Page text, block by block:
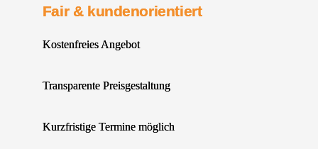
Fair & kundenorientiert
Kostenfreies Angebot
Transparente Preisgestaltung
Kurzfristige Termine möglich